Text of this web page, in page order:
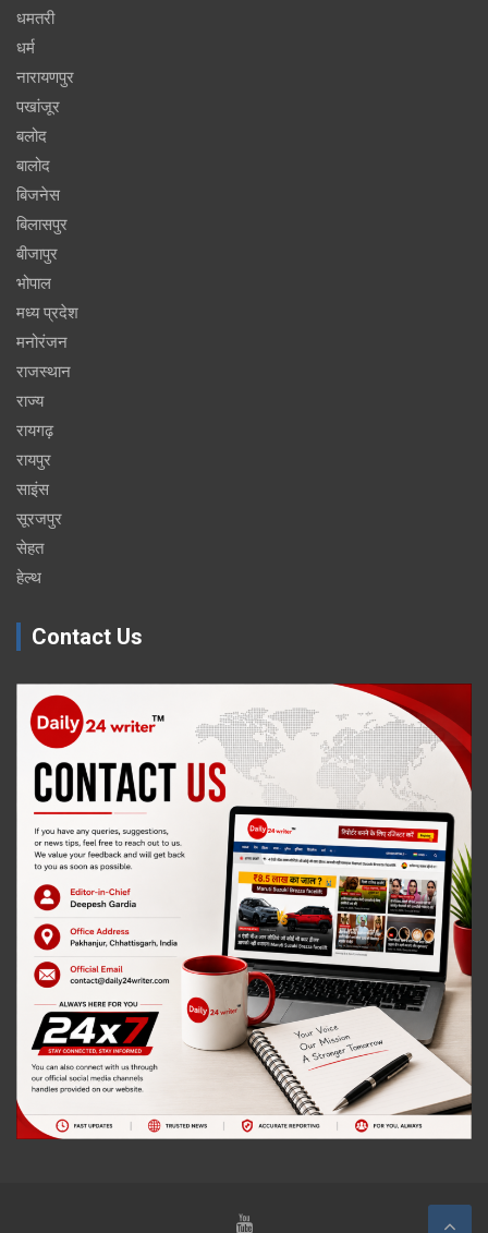
धमतरी
धर्म
नारायणपुर
पखांजूर
बलोद
बालोद
बिजनेस
बिलासपुर
बीजापुर
भोपाल
मध्य प्रदेश
मनोरंजन
राजस्थान
राज्य
रायगढ़
रायपुर
साइंस
सूरजपुर
सेहत
हेल्थ
Contact Us